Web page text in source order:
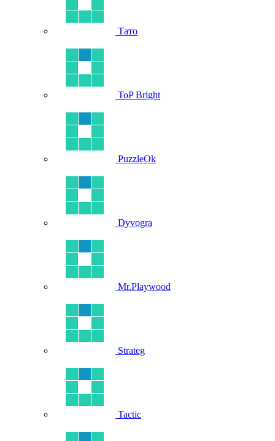
Тато
ToP Bright
PuzzleOk
Dyvogra
Mr.Playwood
Strateg
Tactic